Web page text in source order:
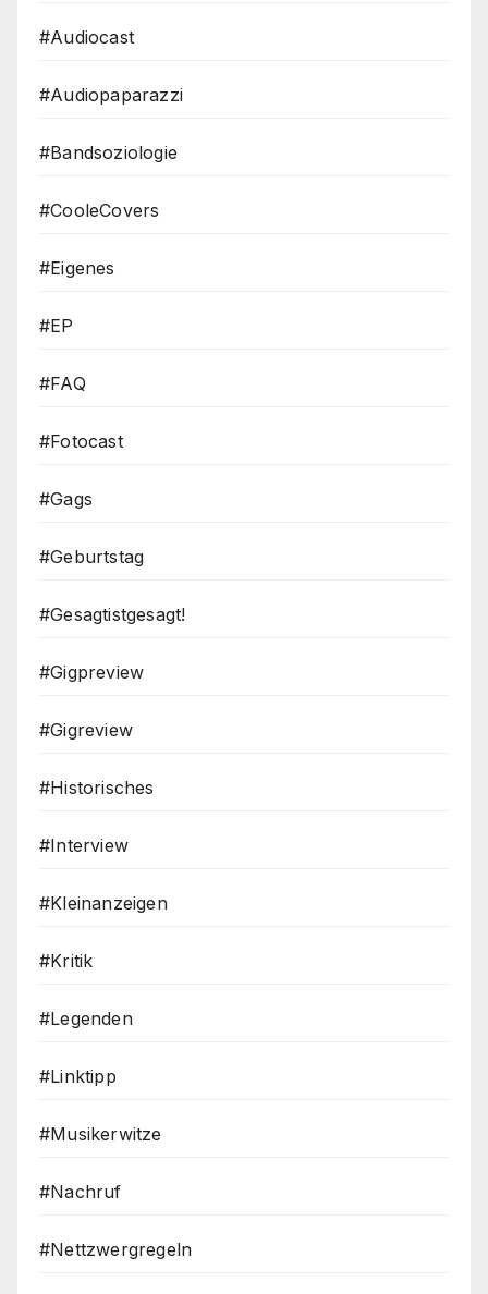
#Audiocast
#Audiopaparazzi
#Bandsoziologie
#CooleCovers
#Eigenes
#EP
#FAQ
#Fotocast
#Gags
#Geburtstag
#Gesagtistgesagt!
#Gigpreview
#Gigreview
#Historisches
#Interview
#Kleinanzeigen
#Kritik
#Legenden
#Linktipp
#Musikerwitze
#Nachruf
#Nettzwergregeln